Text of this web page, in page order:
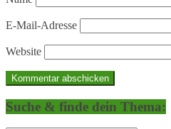
E-Mail-Adresse
Website
Suche & finde dein Thema: